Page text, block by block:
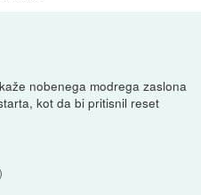
nobenega modrega zaslona
kot da bi pritisnil reset
)